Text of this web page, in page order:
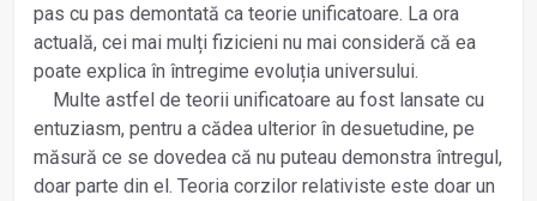
pas cu pas demontată ca teorie unificatoare. La ora
actuală, cei mai mulți fizicieni nu mai consideră că ea
poate explica în întregime evoluția universului.
Multe astfel de teorii unificatoare au fost lansate cu
entuziasm, pentru a cădea ulterior în desuetudine, pe
măsură ce se dovedea că nu puteau demonstra întregul,
doar parte din el. Teoria corzilor relativiste este doar un